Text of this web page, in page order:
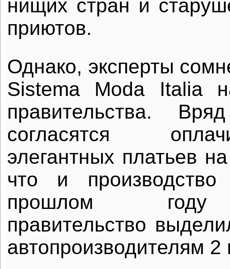
нищих стран и
приютов.
Однако, эксперты
Sistema Moda Italia
правительства.
согласятся
элегантных платьев
что и
прошлом году
правительство
автопроизводителям